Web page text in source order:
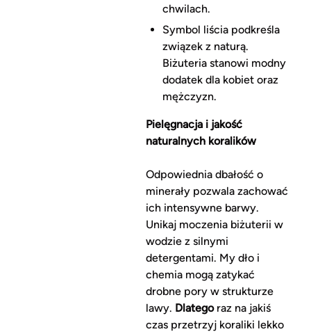
chwilach.
Symbol liścia podkreśla
związek z naturą.
Biżuteria stanowi modny
dodatek dla kobiet oraz
mężczyzn.
Pielęgnacja i jakość
naturalnych koralików
Odpowiednia dbałość o
minerały pozwala zachować
ich intensywne barwy.
Unikaj moczenia biżuterii w
wodzie z silnymi
detergentami. My dło i
chemia mogą zatykać
drobne pory w strukturze
lawy. Dlategoraz na jakiś
czas przetrzyj koraliki lekko